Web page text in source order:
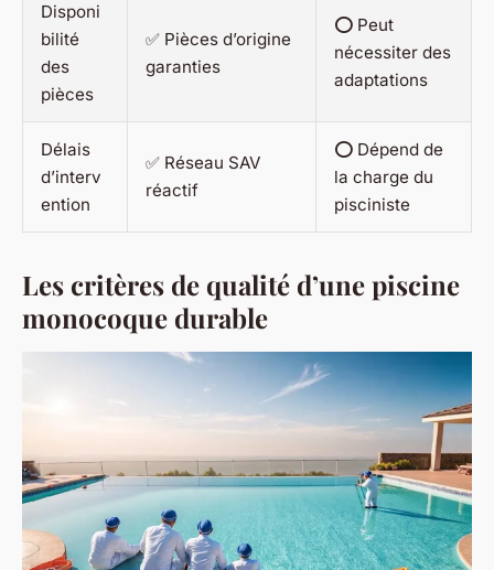
Disponi
bilité
des
pièces
✅ Pièces d’origine
garanties
⭕ Peut
nécessiter des
adaptations
Délais
d’interv
ention
✅ Réseau SAV
réactif
⭕ Dépend de
la charge du
pisciniste
Les critères de qualité d’une piscine
monocoque durable